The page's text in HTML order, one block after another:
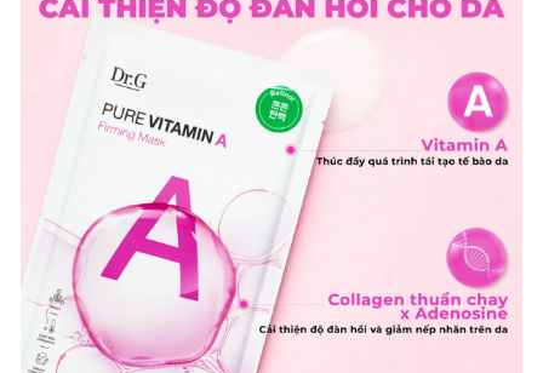
Mã giảm giá:
Ngày hết hạn:
Điều kiện: